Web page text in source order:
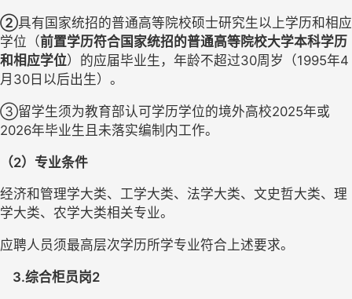
②具有国家统招的普通高等院校硕士研究生以上学历和相应
学位（前置学历符合国家统招的普通高等院校大学本科学历
和相应学位）的应届毕业生，年龄不超过30周岁（1995年4
月30日以后出生） 。
③留学生须为教育部认可学历学位的境外高校2025年或
2026年毕业生且未落实编制内工作。
（2）专业条件
经济和管理学大类、工学大类、法学大类、文史哲大类、理
学大类、农学大类相关专业。
应聘人员须最高层次学历所学专业符合上述要求。
3.综合柜员岗2